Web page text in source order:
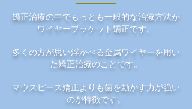
​矯正治療の中でもっとも一般的な治療方法が
ワイヤーブラケット矯正です。
多くの方が思い浮かべる金属ワイヤーを用い
た矯正治療のことです。
マウスピース矯正よりも歯を動かす力が強い
のが特徴です。